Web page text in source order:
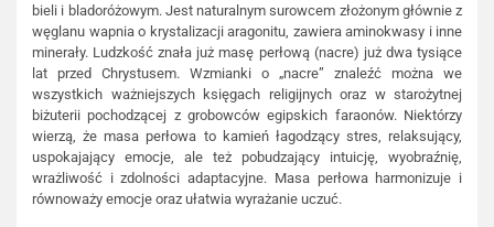
bieli i bladoróżowym. Jest naturalnym surowcem złożonym głównie z
węglanu wapnia o krystalizacji aragonitu, zawiera aminokwasy i inne
minerały. Ludzkość znała już masę perłową (nacre) już dwa tysiące
lat przed Chrystusem. Wzmianki o „nacre” znaleźć można we
wszystkich ważniejszych księgach religijnych oraz w starożytnej
biżuterii pochodzącej z grobowców egipskich faraonów. Niektórzy
wierzą, że masa perłowa to kamień łagodzący stres, relaksujący,
uspokajający emocje, ale też pobudzający intuicję, wyobraźnię,
wrażliwość i zdolności adaptacyjne. Masa perłowa harmonizuje i
równoważy emocje oraz ułatwia wyrażanie uczuć.